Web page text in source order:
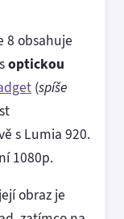
8 obsahuje
optickou
(spíše
s Lumia 920.
1080p.
obraz je